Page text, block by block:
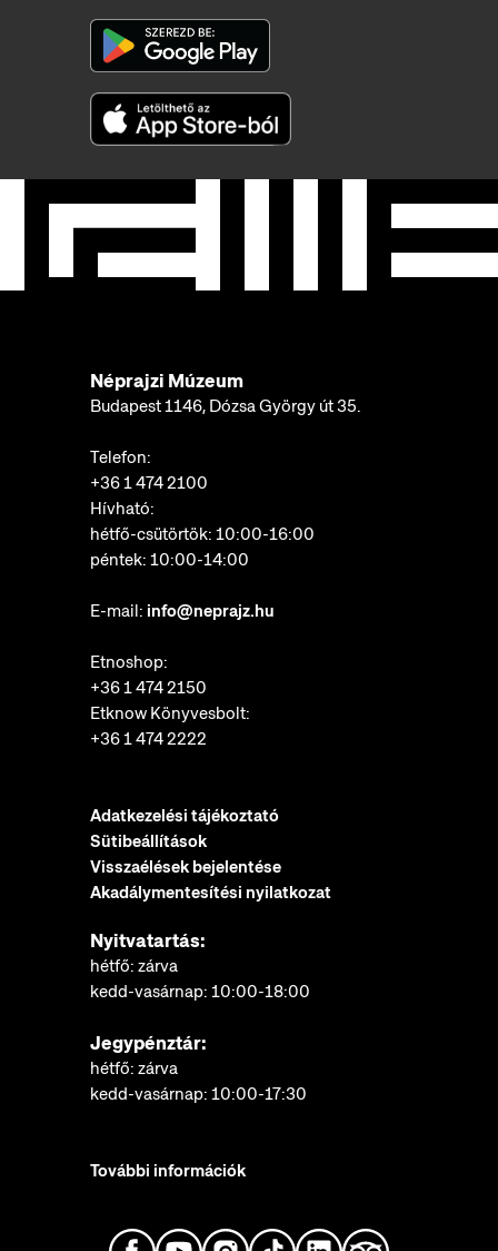
Néprajzi Múzeum
Budapest 1146, Dózsa György út 35.
Telefon:
+36 1 474 2100
Hívható:
hétfő-csütörtök: 10:00-16:00
péntek: 10:00-14:00
E-mail: info@neprajz.hu
Etnoshop:
+36 1 474 2150
Etknow Könyvesbolt:
+36 1 474 2222
Adatkezelési tájékoztató
Sütibeállítások
Visszaélések bejelentése
Akadálymentesítési nyilatkozat
Nyitvatartás:
hétfő: zárva
kedd-vasárnap: 10:00-18:00
Jegypénztár:
hétfő: zárva
kedd-vasárnap: 10:00-17:30
További információk